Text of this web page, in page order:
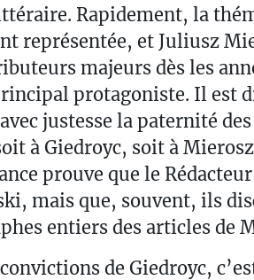
Rapidement, la
représentée, et Juliusz
majeurs dès les
protagoniste. Il est
justesse la paternité
à Giedroyc, soit à
prouve que le
mais que, souvent, ils
entiers des articles de
de Giedroyc,